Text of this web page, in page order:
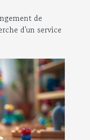
de
d'un service